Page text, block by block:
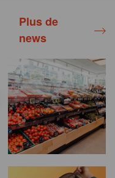
Plus de
news